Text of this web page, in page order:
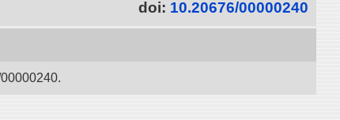
doi: 10.20676/00000240